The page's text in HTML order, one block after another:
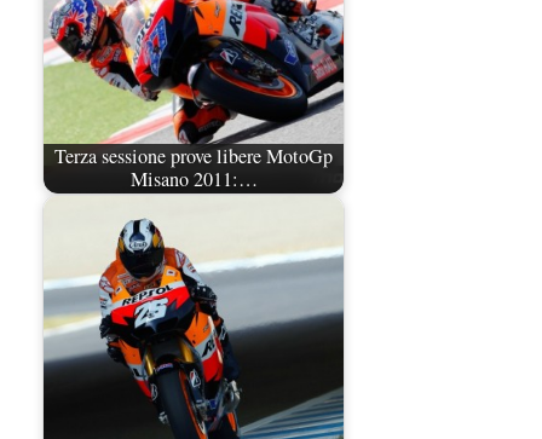
Terza sessione prove libere MotoGp
Misano 2011:…